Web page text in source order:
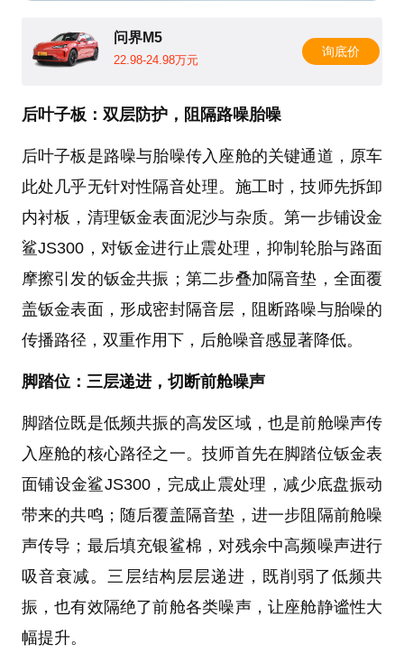
问界M5
22.98-24.98万元
询底价
后叶子板：双层防护，阻隔路噪胎噪
后叶子板是路噪与胎噪传入座舱的关键通道，原车
此处几乎无针对性隔音处理。施工时，技师先拆卸
内衬板，清理钣金表面泥沙与杂质。第一步铺设金
鲨JS300，对钣金进行止震处理，抑制轮胎与路面
摩擦引发的钣金共振；第二步叠加隔音垫，全面覆
盖钣金表面，形成密封隔音层，阻断路噪与胎噪的
传播路径，双重作用下，后舱噪音感显著降低。
脚踏位：三层递进，切断前舱噪声
脚踏位既是低频共振的高发区域，也是前舱噪声传
入座舱的核心路径之一。技师首先在脚踏位钣金表
面铺设金鲨JS300，完成止震处理，减少底盘振动
带来的共鸣；随后覆盖隔音垫，进一步阻隔前舱噪
声传导；最后填充银鲨棉，对残余中高频噪声进行
吸音衰减。三层结构层层递进，既削弱了低频共
振，也有效隔绝了前舱各类噪声，让座舱静谧性大
幅提升。